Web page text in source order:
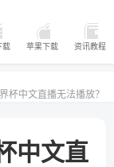
载 苹果下载 资讯教程
杯中文直播无法播放？
中文直